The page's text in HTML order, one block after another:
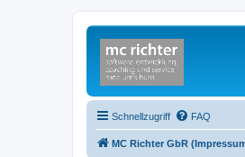
Schnellzugriff FAQ
MC Richter GbR